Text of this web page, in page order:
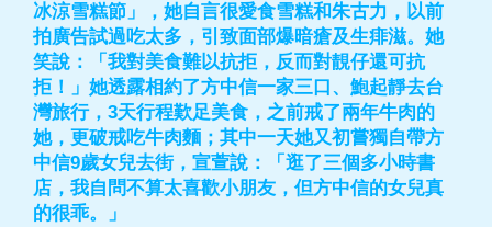
冰涼雪糕節」，她自言很愛食雪糕和朱古力，以前
拍廣告試過吃太多，引致面部爆暗瘡及生痱滋。她
笑說：「我對美食難以抗拒，反而對靚仔還可抗
拒！」她透露相約了方中信一家三口、鮑起靜去台
灣旅行，3天行程歎足美食，之前戒了兩年牛肉的
她，更破戒吃牛肉麵；其中一天她又初嘗獨自帶方
中信9歲女兒去街，宣萱說：「逛了三個多小時書
店，我自問不算太喜歡小朋友，但方中信的女兒真
的很乖。」